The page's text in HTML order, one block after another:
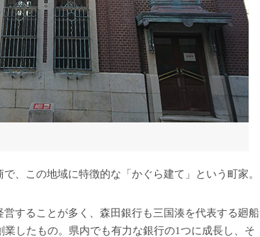
、この地域に特徴的な「かぐら建て」という町家。
することが多く、森田銀行も三国湊を代表する廻船
したもの。県内でも有力な銀行の1つに成長し、そ